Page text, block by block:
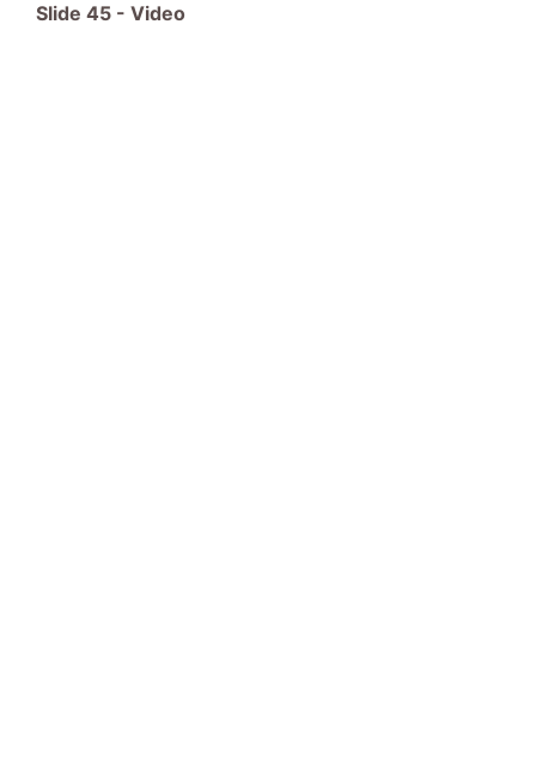
Slide 45 - Video